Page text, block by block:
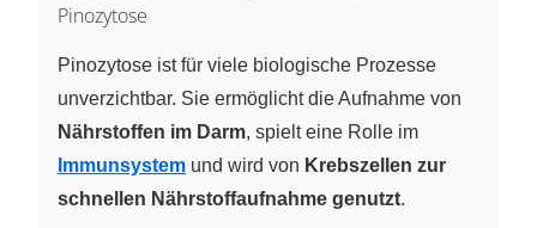
Pinozytose
Pinozytose ist für viele biologische Prozesse
unverzichtbar. Sie ermöglicht die Aufnahme von
Nährstoffen im Darm, spielt eine Rolle im
Immunsystem und wird von Krebszellen zur
schnellen Nährstoffaufnahme genutzt.